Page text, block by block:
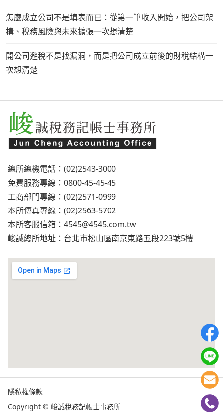
怎麼成立公司不是填表而已：從第一筆收入開始，把公司架
構、稅務風險與未來擴張一次想清楚
開公司避稅不是找漏洞，而是把公司成立前後的財稅結構一
次想清楚
總所總機電話：(02)2543-3000
免費服務專線：0800-45-45-45
工商部門專線：(02)2571-0999
本所傳真專線：(02)2563-5702
本所客服信箱： 4545@4545.com.tw
峻誠總所地址：台北市松山區南京東路五段223號5樓
隱私權條款
Copyright © 峻誠稅務記帳士事務所